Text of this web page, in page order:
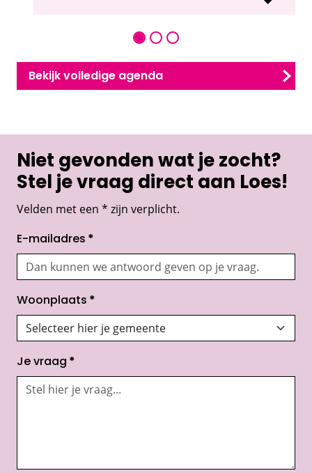
Bekijk volledige agenda
Niet gevonden wat je zocht?
Stel je vraag direct aan Loes!
Velden met een * zijn verplicht.
E-mailadres *
Woonplaats *
Je vraag *